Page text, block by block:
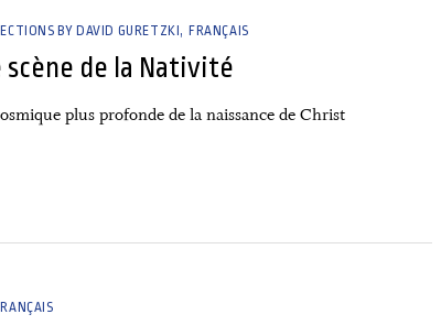
BY DAVID GURETZKI FRANÇAIS
scène de la Nativité
plus profonde de la naissance de Christ